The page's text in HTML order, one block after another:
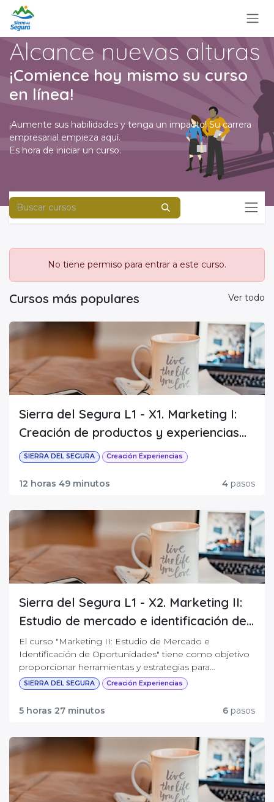
Ir al contenido
Alcance nuevas alturas
¡Comience hoy mismo su curso
en línea!
¡Aumente sus habilidades y tenga un impacto! Su carrera
empresarial empieza aquí.
Es hora de iniciar un curso.
No tiene permiso para entrar a este curso.
Ver todo
Cursos más populares
Sierra del Segura L1 - X1. Marketing I:
Creación de productos y experiencias
turísticas
SIERRA DEL SEGURA Creación Experiencias
12 horas 49 minutos 4 pasos
Sierra del Segura L1 - X2. Marketing II:
Estudio de mercado e identificación del
público objetivo
El curso "Marketing II: Estudio de Mercado e
Identificación de Oportunidades" tiene como objetivo
proporcionar herramientas y estrategias para
emprendedores del sector turístico, enfocándose en la
importancia de entender al cliente, identificar
tendencias y analizar la competencia. A lo largo del
uso de herramientas digitales y Big Data para optimizar
la presencia digital y tomar decisiones informadas.
Además, se pone especial énfasis en la sostenibilidad y
la innovación para mejorar la competitividad y crear
experiencias turísticas únicas y responsables. El curso
SIERRA DEL SEGURA Creación Experiencias
5 horas 27 minutos 6 pasos